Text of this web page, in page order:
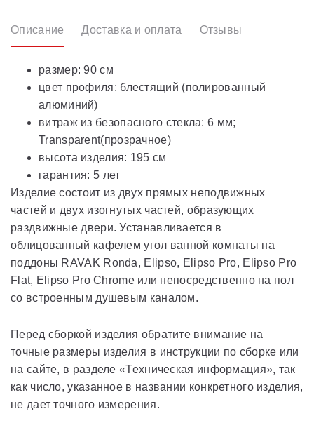
Описание Доставка и оплата Отзывы
размер: 90 см
цвет профиля: блестящий (полированный
алюминий)
витраж из безопасного стекла: 6 мм;
Transparent(прозрачное)
высота изделия: 195 см
гарантия: 5 лет
Изделие состоит из двух прямых неподвижных
частей и двух изогнутых частей, образующих
раздвижные двери. Устанавливается в
облицованный кафелем угол ванной комнаты на
поддоны RAVAK Ronda, Elipso, Elipso Pro, Elipso Pro
Flat, Elipso Pro Chrome или непосредственно на пол
со встроенным душевым каналом.
Перед сборкой изделия обратите внимание на
точные размеры изделия в инструкции по сборке или
на сайте, в разделе «Техническая информация», так
как число, указанное в названии конкретного изделия,
не дает точного измерения.